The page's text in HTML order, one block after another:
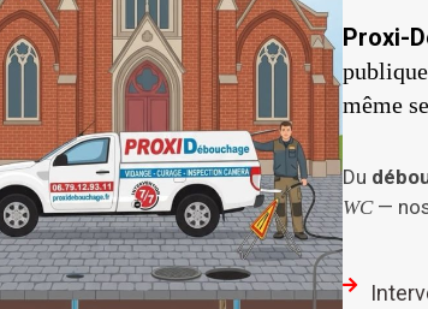
Proxi-
même
Du
WC— nos